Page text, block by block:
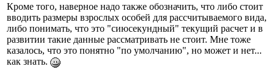
Кроме того, наверное надо также обозначить, что либо стоит
вводить размеры взрослых особей для рассчитываемого вида,
либо понимать, что это "сиюсекундный" текущий расчет и в
развитии такие данные рассматривать не стоит. Мне тоже
казалось, что это понятно "по умолчанию", но может и нет...
как знать.